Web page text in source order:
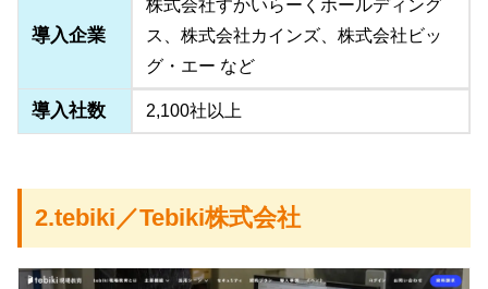
導入企業
株式会社すかいらーくホールディング
ス、株式会社カインズ、株式会社ビッ
グ・エー など
導入社数 2,100社以上
2.tebiki／Tebiki株式会社